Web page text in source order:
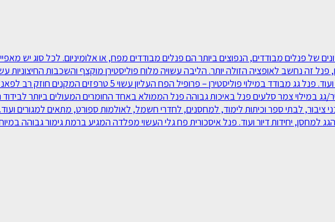
סוגי פנלים מבודדים‫, מאפיינים ושימוש: ישנם סוגים שונים של פנלים מבודדים‫, הנפוצים ביותר הם פנלים
פנל זה נחשב לאופציה הזולה יותר. הליבה עשויה מלוח פוליסטירן מוקצף והשכבות החיצוניות
יבילים, למחסנים, לבתי קירור ואריזה, ללולי תרנגולות ועוד. פנל גג
במילוי צמר סלעים פנל באיכות גבוהה פנל הממולא באחד החומרים המעולים ביותר לבידוד
ציבור, לבתי ספר וכיתות לימוד, למחסנים, לחדרי חשמל, לאולמות ספורט, מתאים למגורים
למחסן, יחידות דיור ועוד. פנל איסכורית פח גלי העשוי מפלדה המגיע ברמת גימור גבוהה